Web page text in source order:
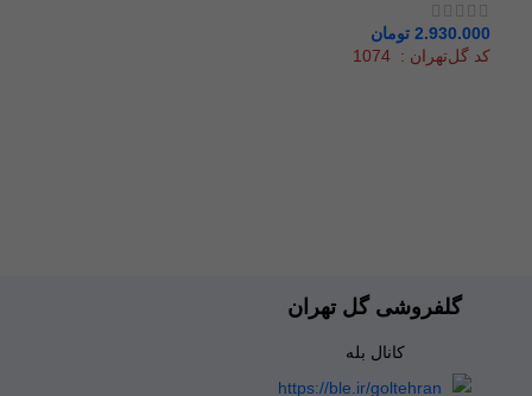
2.930.000 تومان
کد گل‌تهران : 1074
گلفروشی گل تهران
کانال بله
https://ble.ir/goltehran